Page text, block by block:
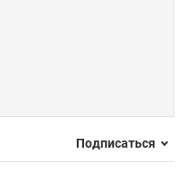
Подписаться